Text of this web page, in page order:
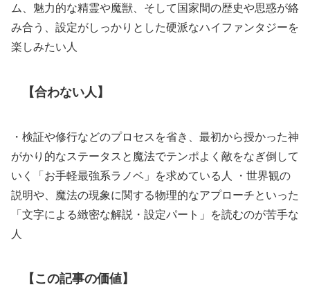
ム、魅力的な精霊や魔獣、そして国家間の歴史や思惑が絡
み合う、設定がしっかりとした硬派なハイファンタジーを
楽しみたい人
【合わない人】
・検証や修行などのプロセスを省き、最初から授かった神
がかり的なステータスと魔法でテンポよく敵をなぎ倒して
いく「お手軽最強系ラノベ」を求めている人 ・世界観の
説明や、魔法の現象に関する物理的なアプローチといった
「文字による緻密な解説・設定パート」を読むのが苦手な
人
【この記事の価値】